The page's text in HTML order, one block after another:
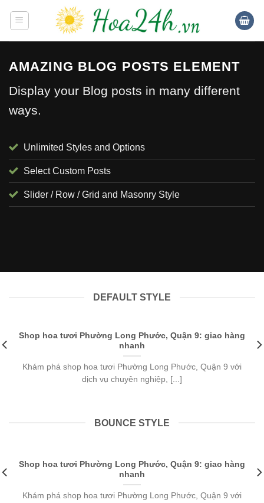
AMAZING BLOG POSTS ELEMENT
Display your Blog posts in many different
ways.
Unlimited Styles and Options
Select Custom Posts
Slider / Row / Grid and Masonry Style
DEFAULT STYLE
Shop hoa tươi Phường Long Phước, Quận 9: giao hàng
nhanh
Khám phá shop hoa tươi Phường Long Phước, Quận 9 với
dịch vụ chuyên nghiệp, [...]
BOUNCE STYLE
Shop hoa tươi Phường Long Phước, Quận 9: giao hàng
nhanh
Khám phá shop hoa tươi Phường Long Phước, Quận 9 với